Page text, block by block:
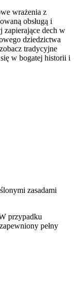
wrażenia z
obsługą i
zapierające dech w
dziedzictwa
tradycyjne
w bogatej historii i
zasadami
przypadku
pełny